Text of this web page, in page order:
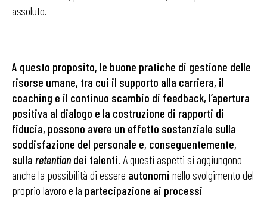
assoluto.
A questo proposito, le buone pratiche di gestione delle
risorse umane, tra cui il supporto alla carriera, il
coaching e il continuo scambio di feedback, l’apertura
positiva al dialogo e la costruzione di rapporti di
fiducia, possono avere un effetto sostanziale sulla
soddisfazione del personale e, conseguentemente,
sulla retention dei talenti. A questi aspetti si aggiungono
anche la possibilità di essere autonomi nello svolgimento del
proprio lavoro e la partecipazione ai processi